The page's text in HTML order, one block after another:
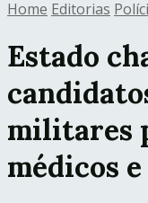
Home Editorias
Estado
militares
médicos